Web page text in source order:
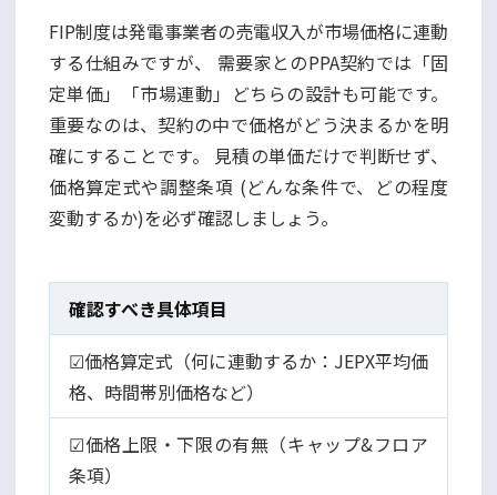
FIP制度は発電事業者の売電収入が市場価格に連動
する仕組みですが、 需要家とのPPA契約では「固
定単価」「市場連動」どちらの設計も可能です。
重要なのは、契約の中で価格がどう決まるかを明
確にすることです。 見積の単価だけで判断せず、
価格算定式や調整条項 (どんな条件で、どの程度
変動するか)を必ず確認しましょう。
確認すべき具体項目
☑価格算定式（何に連動するか：JEPX平均価
格、時間帯別価格など）
☑価格上限・下限の有無（キャップ&フロア
条項）